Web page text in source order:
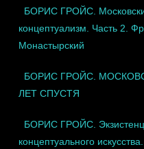
БОРИС ГРОЙС.
концептуализм. Часть 2.
Монастырский
БОРИС ГРОЙС.
ЛЕТ СПУСТЯ
БОРИС ГРОЙС.
концептуального